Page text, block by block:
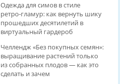
Одежда для симов в стиле
ретро‑гламур: как вернуть шику
прошедших десятилетий в
виртуальный гардероб
Челлендж «Без покупных семян»:
выращивание растений только
из собранных плодов — как это
сделать и зачем